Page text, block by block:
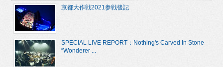
京都大作戦2021参戦後記
SPECIAL LIVE REPORT：Nothing's Carved In Stone
“Wonderer ...